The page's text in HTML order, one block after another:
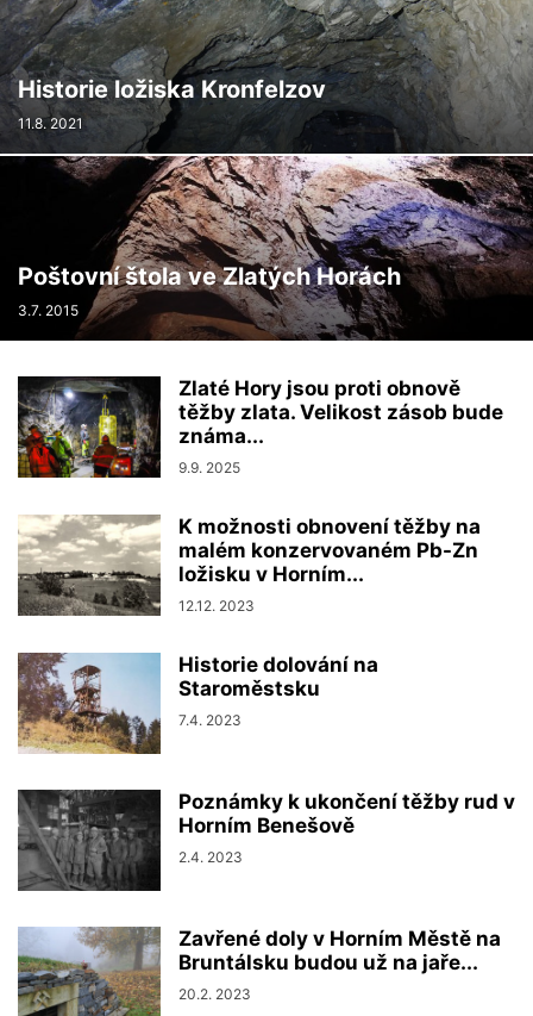
Historie ložiska Kronfelzov
11.8. 2021
Poštovní štola ve Zlatých Horách
3.7. 2015
Zlaté Hory jsou proti obnově
těžby zlata. Velikost zásob bude
známa...
9.9. 2025
K možnosti obnovení těžby na
malém konzervovaném Pb-Zn
ložisku v Horním...
12.12. 2023
Historie dolování na
Staroměstsku
7.4. 2023
Poznámky k ukončení těžby rud v
Horním Benešově
2.4. 2023
Zavřené doly v Horním Městě na
Bruntálsku budou už na jaře...
20.2. 2023